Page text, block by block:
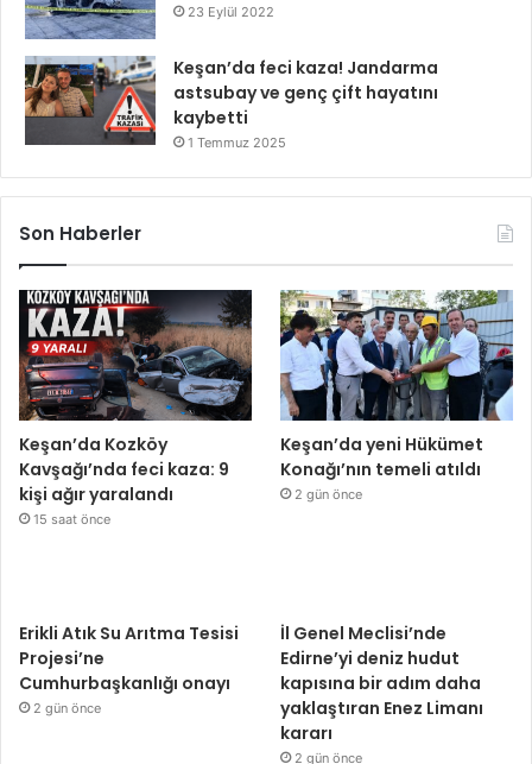
23 Eylül 2022
Keşan’da feci kaza! Jandarma
astsubay ve genç çift hayatını
kaybetti
1 Temmuz 2025
Son Haberler
Keşan’da Kozköy
Kavşağı’nda feci kaza: 9
kişi ağır yaralandı
15 saat önce
Keşan’da yeni Hükümet
Konağı’nın temeli atıldı
2 gün önce
Erikli Atık Su Arıtma Tesisi
Projesi’ne
Cumhurbaşkanlığı onayı
2 gün önce
İl Genel Meclisi’nde
Edirne’yi deniz hudut
kapısına bir adım daha
yaklaştıran Enez Limanı
kararı
2 gün önce